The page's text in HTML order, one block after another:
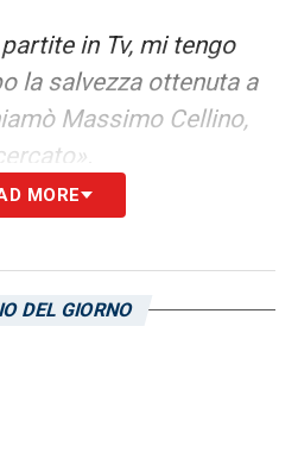
in Tv, mi tengo
la salvezza ottenuta a
Massimo Cellino,
che ottiene con la
MORE
DEL GIORNO